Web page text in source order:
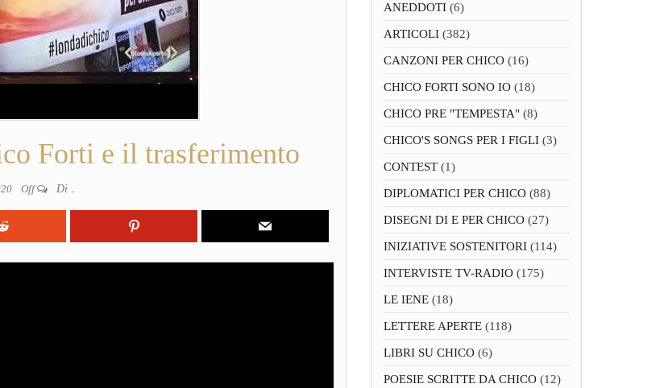
Forti e il trasferimento
Off Di .
ANEDDOTI(6)
ARTICOLI(382)
CANZONI PER CHICO(16)
CHICO FORTI SONO IO(18)
CHICO PRE "TEMPESTA"(8)
CHICO'S SONGS PER I FIGLI(3)
CONTEST(1)
DIPLOMATICI PER CHICO(88)
DISEGNI DI E PER CHICO(27)
INIZIATIVE SOSTENITORI(114)
INTERVISTE TV-RADIO(175)
LE IENE(18)
LETTERE APERTE(118)
LIBRI SU CHICO(6)
POESIE SCRITTE DA CHICO(12)